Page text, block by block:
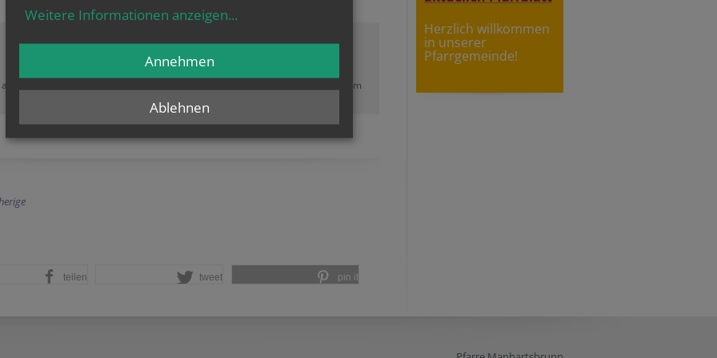
Zustimmung erforderlich!
Sie
, um
diesen Inhalt sehen zu können.
teilen tweet pin it
Herzlich willkommen
in unserer
Pfarrgemeinde!
Weitere Informationen anzeigen...
Ablehnen
Annehmen